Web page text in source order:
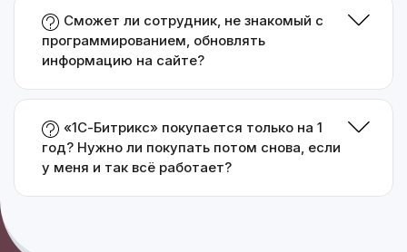
Сможет ли сотрудник, не знакомый с
программированием, обновлять
информацию на сайте?
«1С-Битрикс» покупается только на 1
год? Нужно ли покупать потом снова, если
у меня и так всё работает?